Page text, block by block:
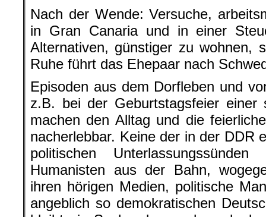
Nach der Wende: Versuche,
in Gran Canaria und in einer
Alternativen, günstiger zu wohnen,
Ruhe führt das Ehepaar nach
Episoden aus dem Dorfleben und
z.B. bei der Geburtstagsfeier einer
machen den Alltag und die
nacherlebbar. Keine der in der DDR
politischen
Humanisten aus der Bahn,
ihren hörigen Medien, politische
angeblich so demokratischen